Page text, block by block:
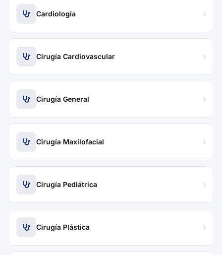
Cardiología
Cirugía Cardiovascular
Cirugía General
Cirugía Maxilofacial
Cirugía Pediátrica
Cirugía Plástica